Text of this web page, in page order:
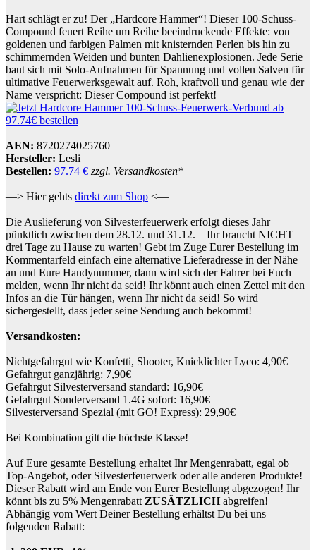
Hart schlägt er zu! Der „Hardcore Hammer“! Dieser 100-Schuss-
Compound feuert Reihe um Reihe beeindruckende Effekte: von
goldenen und farbigen Palmen mit knisternden Perlen bis hin zu
schimmernden Weiden und bunten Dahlienexplosionen. Jede Serie
baut sich mit Solo-Aufnahmen für Spannung und vollen Salven für
ultimative Feuerwerksgewalt auf. Roh, kraftvoll und genau wie der
Name verspricht: Dieser Compound ist perfekt!
AEN: 8720274025760
Hersteller: Lesli
Bestellen: 97.74 € zzgl. Versandkosten*
—> Hier gehts direkt zum Shop <—
Die Auslieferung von Silvesterfeuerwerk erfolgt dieses Jahr
pünktlich zwischen dem 28.12. und 31.12. – Ihr braucht NICHT
drei Tage zu Hause zu warten! Gebt im Zuge Eurer Bestellung im
Kommentarfeld einfach eine alternative Lieferadresse in der Nähe
an und Eure Handynummer, dann wird sich der Fahrer bei Euch
melden, wenn Ihr nicht da seid! Ihr könnt auch einen Zettel mit den
Infos an die Tür hängen, wenn Ihr nicht da seid! So wird
sichergestellt, dass jeder seine Sendung auch bekommt!
Versandkosten:
Nichtgefahrgut wie Konfetti, Shooter, Knicklichter Lyco: 4,90€
Gefahrgut ganzjährig: 7,90€
Gefahrgut Silvesterversand standard: 16,90€
Gefahrgut Sonderversand 1.4G sofort: 16,90€
Silvesterversand Spezial (mit GO! Express): 29,90€
Bei Kombination gilt die höchste Klasse!
Auf Eure gesamte Bestellung erhaltet Ihr Mengenrabatt, egal ob
Top-Angebot, oder Silvesterfeuerwerk oder alle anderen Produkte!
Dieser Rabatt wird am Ende von Eurer Bestellung abgezogen! Ihr
könnt bis zu 5% Mengenrabatt ZUSÄTZLICHabgreifen!
Abhängig vom Wert Deiner Bestellung erhältst Du bei uns
folgenden Rabatt: